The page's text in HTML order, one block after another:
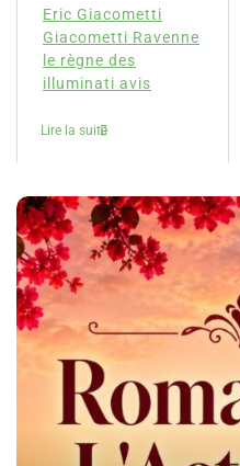
Eric Giacometti
Giacometti Ravenne
le règne des
illuminati avis
Lire la suite